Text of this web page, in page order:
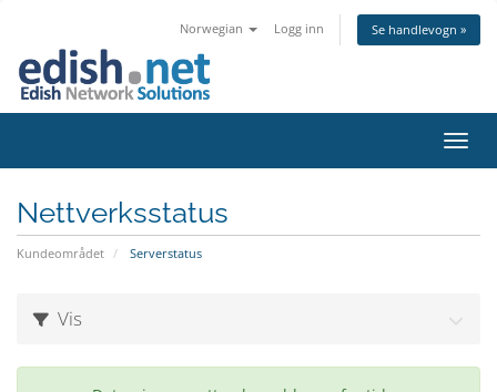
Norwegian Logg inn Se handlevogn »
Bytt
Nettverksstatus
Kundeområdet Serverstatus
Vis